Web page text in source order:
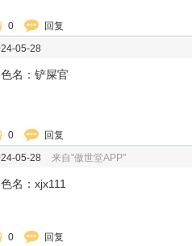
0 回复
05-28
名：铲屎官
0 回复
05-28 来自"傲世堂APP"
名：xjx111
0 回复